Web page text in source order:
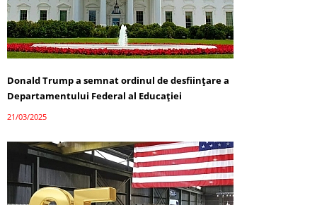
Donald Trump a semnat ordinul de desființare a
Departamentului Federal al Educației
21/03/2025